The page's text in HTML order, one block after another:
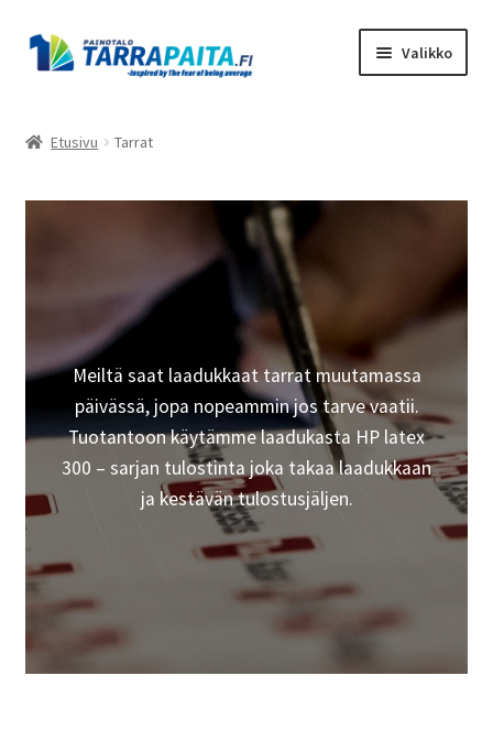
Siirry
navigointiin
Siirry
sisältöön
Valikko
Messut ja tapahtumat
Ulkomainonta
valikko
Yrityslahjat
Promotuotteet
Paperitulosteet
Canvas-taulut
Mukit ja pullot
Etusivu Tarrat
Meiltä saat laadukkaat tarrat muutamassa
päivässä, jopa nopeammin jos tarve vaatii.
Tuotantoon käytämme laadukasta HP latex
300 – sarjan tulostinta joka takaa laadukkaan
ja kestävän tulostusjäljen.